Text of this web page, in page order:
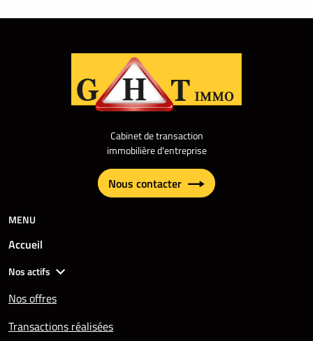
Cabinet de transaction
immobilière d'entreprise
Nous contacter
MENU
Accueil
Nos actifs
Nos offres
Transactions réalisées